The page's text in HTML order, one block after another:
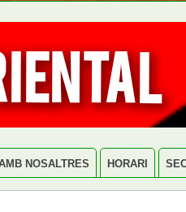
NOSALTRES HORARI